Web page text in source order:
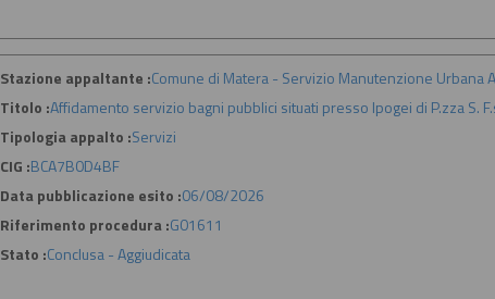
Stazione appaltante :Comune di Matera - Servizio Manutenzione Urbana
Titolo :Affidamento servizio bagni pubblici situati presso Ipogei di P.zza S.
Tipologia appalto :Servizi
CIG :BCA7B0D4BF
Data pubblicazione esito :06/08/2026
Riferimento procedura :G01611
Stato :Conclusa - Aggiudicata